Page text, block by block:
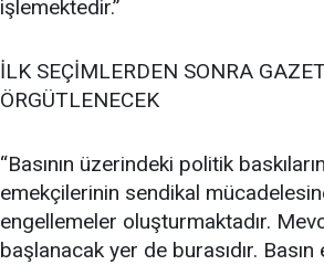
işlemektedir.”
İLK SEÇİMLERDEN SONRA
ÖRGÜTLENECEK
“Basının üzerindeki politik
emekçilerinin sendikal
engellemeler oluşturmaktadır.
başlanacak yer de burasıdır.